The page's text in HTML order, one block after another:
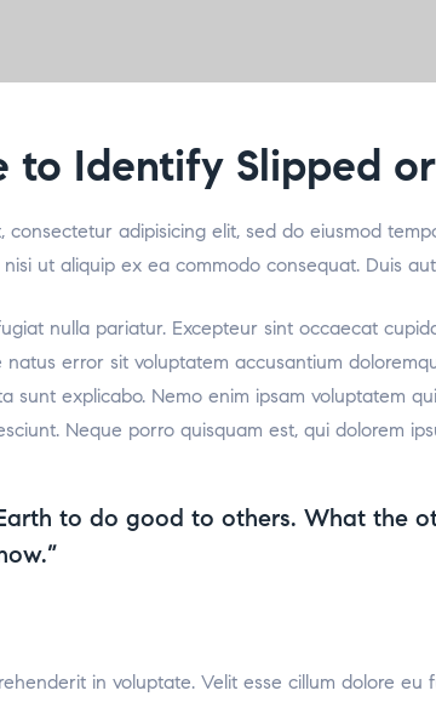
to Identify Slipped
consectetur adipisicing elit, sed do eiusmod
ut aliquip ex ea commodo consequat. Duis
nulla pariatur. Excepteur sint occaecat
natus error sit voluptatem accusantium
sunt explicabo. Nemo enim ipsam voluptatem
Neque porro quisquam est, qui dolorem
to do good to others. What the
in voluptate. Velit esse cillum dolore